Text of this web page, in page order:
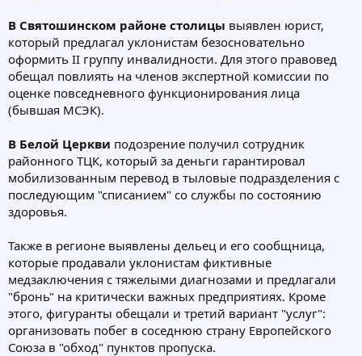
В Святошинском районе столицы выявлен юрист,
который предлагал уклонистам безосновательно
оформить II группу инвалидности. Для этого правовед
обещал повлиять на членов экспертной комиссии по
оценке повседневного функционирования лица
(бывшая МСЭК).
В Белой Церкви подозрение получил сотрудник
районного ТЦК, который за деньги гарантировал
мобилизованным перевод в тыловые подразделения с
последующим "списанием" со службы по состоянию
здоровья.
Также в регионе выявлены дельец и его сообщница,
которые продавали уклонистам фиктивные
медзаключения с тяжелыми диагнозами и предлагали
"бронь" на критически важных предприятиях. Кроме
этого, фигуранты обещали и третий вариант "услуг":
организовать побег в соседнюю страну Европейского
Союза в "обход" пунктов пропуска.